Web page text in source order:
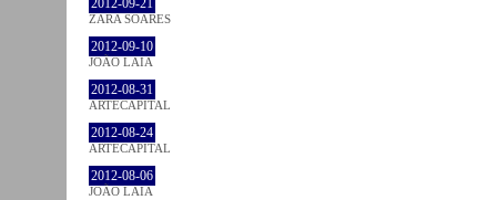
2012-09-21
ZARA SOARES
2012-09-10
JOÃO LAIA
2012-08-31
ARTECAPITAL
2012-08-24
ARTECAPITAL
2012-08-06
JOÃO LAIA